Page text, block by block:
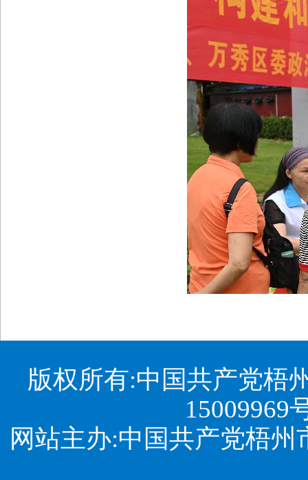
版权所有:中国共产党梧
15009969
网站主办:中国共产党梧